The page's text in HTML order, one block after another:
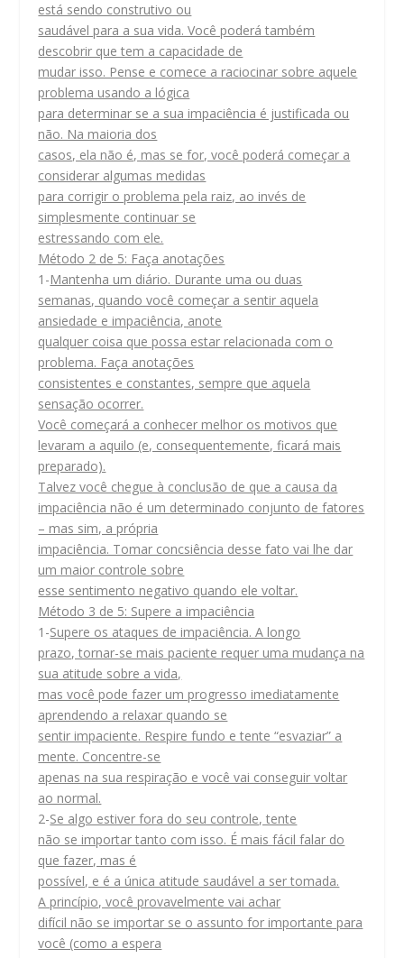
está sendo construtivo ou
saudável para a sua vida. Você poderá também
descobrir que tem a capacidade de
mudar isso. Pense e comece a raciocinar sobre aquele
problema usando a lógica
para determinar se a sua impaciência é justificada ou
não. Na maioria dos
casos, ela não é, mas se for, você poderá começar a
considerar algumas medidas
para corrigir o problema pela raiz, ao invés de
simplesmente continuar se
estressando com ele.
Método 2 de 5: Faça anotações
1-Mantenha um diário. Durante uma ou duas
semanas, quando você começar a sentir aquela
ansiedade e impaciência, anote
qualquer coisa que possa estar relacionada com o
problema. Faça anotações
consistentes e constantes, sempre que aquela
sensação ocorrer.
Você começará a conhecer melhor os motivos que
levaram a aquilo (e, consequentemente, ficará mais
preparado).
Talvez você chegue à conclusão de que a causa da
impaciência não é um determinado conjunto de fatores
– mas sim, a própria
impaciência. Tomar concsiência desse fato vai lhe dar
um maior controle sobre
esse sentimento negativo quando ele voltar.
Método 3 de 5: Supere a impaciência
1-Supere os ataques de impaciência. A longo
prazo, tornar-se mais paciente requer uma mudança na
sua atitude sobre a vida,
mas você pode fazer um progresso imediatamente
aprendendo a relaxar quando se
sentir impaciente. Respire fundo e tente “esvaziar” a
mente. Concentre-se
apenas na sua respiração e você vai conseguir voltar
ao normal.
2-Se algo estiver fora do seu controle, tente
não se importar tanto com isso. É mais fácil falar do
que fazer, mas é
possível, e é a única atitude saudável a ser tomada.
A princípio, você provavelmente vai achar
difícil não se importar se o assunto for importante para
você (como a espera